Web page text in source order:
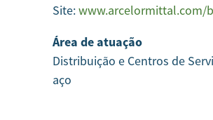
Site:www.arcelormittal.com/
Área de atuação
Distribuição e Centros de
aço